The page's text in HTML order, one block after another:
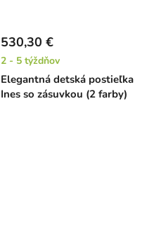
Elegantná detská postieľka
Ines so zásuvkou (2 farby)
530,30 €
2 - 5 týždňov